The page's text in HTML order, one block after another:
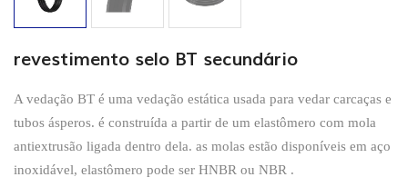
revestimento selo BT secundário
A vedação BT é uma vedação estática usada para vedar carcaças e
tubos ásperos. é construída a partir de um elastômero com mola
antiextrusão ligada dentro dela. as molas estão disponíveis em aço
inoxidável, elastômero pode ser HNBR ou NBR .